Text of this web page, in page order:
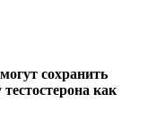
сохранить
как